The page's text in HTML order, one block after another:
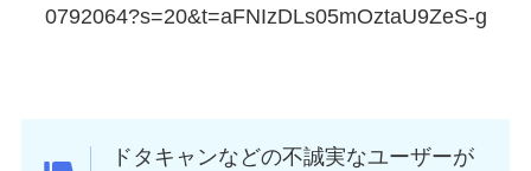
0792064?s=20&t=aFNIzDLs05mOztaU9ZeS-g
ドタキャンなどの不誠実なユーザーが